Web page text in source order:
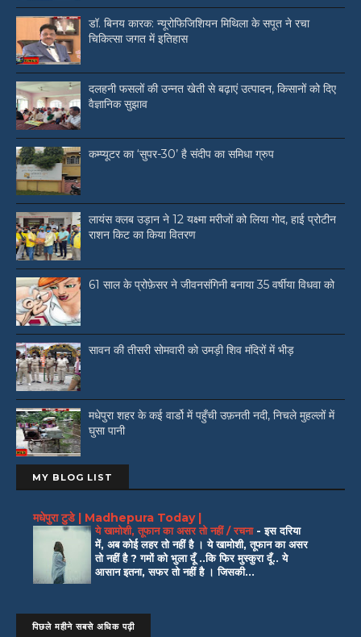
डॉ. बिनय कारक: न्यूरोफिजिशियन मिथिला के सपूत ने रचा
चिकित्सा जगत में इतिहास
दलहनी फसलों की उन्नत खेती से बढ़ाएं उत्पादन, किसानों को दिए
वैज्ञानिक सुझाव
कम्प्यूटर का ‘सुपर-30’ है संदीप का समिधा ग्रुप
लायंस क्लब उड़ान ने 12 यक्ष्मा मरीजों को लिया गोद, हाई प्रोटीन
राशन किट का किया वितरण
61 साल के प्रोफ़ेसर ने जीवनसंगिनी बनाया 35 वर्षीया विधवा को
सावन की तीसरी सोमवारी को उमड़ी शिव मंदिरों में भीड़
मधेपुरा शहर के कई वार्डो में पहुँची उफ़नती नदी, निचले मुहल्लों में
घुसा पानी
MY BLOG LIST
मधेपुरा टुडे | Madhepura Today |
ये खामोशी, तूफान का असर तो नहीं / रचना -इस दरिया
में, अब कोई लहर तो नहीं है । ये खामोशी, तूफान का असर
तो नहीं है ? गमों को भुला दूँ ..कि फिर मुस्कुरा दूँ.. ये
आसान इतना, सफर तो नहीं है । जिसकी...
पिछले महीने सबसे अधिक पढ़ी